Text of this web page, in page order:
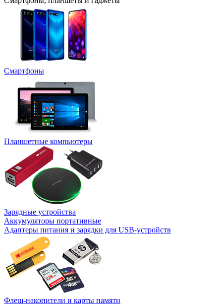
Смартфоны
Планшетные компьютеры
Зарядные устройства
Аккумуляторы портативные
Адаптеры питания и зарядки для USB-устройств
Флеш-накопители и карты памяти